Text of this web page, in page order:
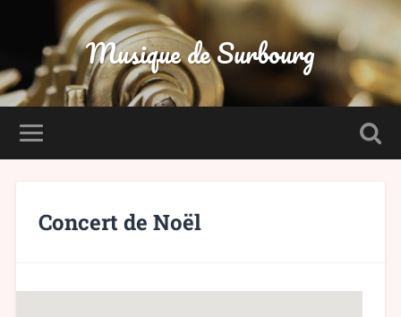
Musique de Surbourg
Concert de Noël